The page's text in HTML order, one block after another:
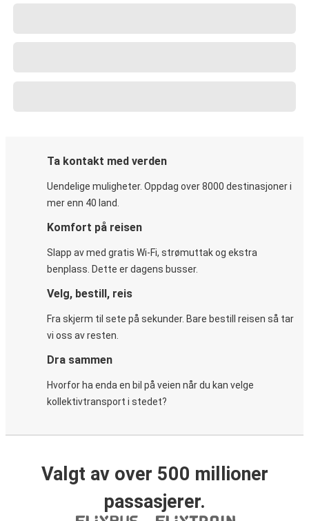
Ta kontakt med verden
Uendelige muligheter. Oppdag over 8000 destinasjoner i
mer enn 40 land.
Komfort på reisen
Slapp av med gratis Wi-Fi, strømuttak og ekstra
benplass. Dette er dagens busser.
Velg, bestill, reis
Fra skjerm til sete på sekunder. Bare bestill reisen så tar
vi oss av resten.
Dra sammen
Hvorfor ha enda en bil på veien når du kan velge
kollektivtransport i stedet?
Valgt av over 500 millioner
passasjerer.